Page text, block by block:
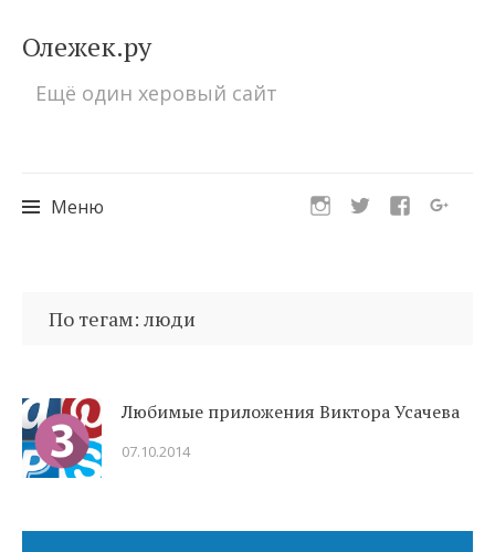
Олежек.ру
Ещё один херовый сайт
Меню
кПо тегам: люди
Любимые приложения Виктора Усачева
07.10.2014